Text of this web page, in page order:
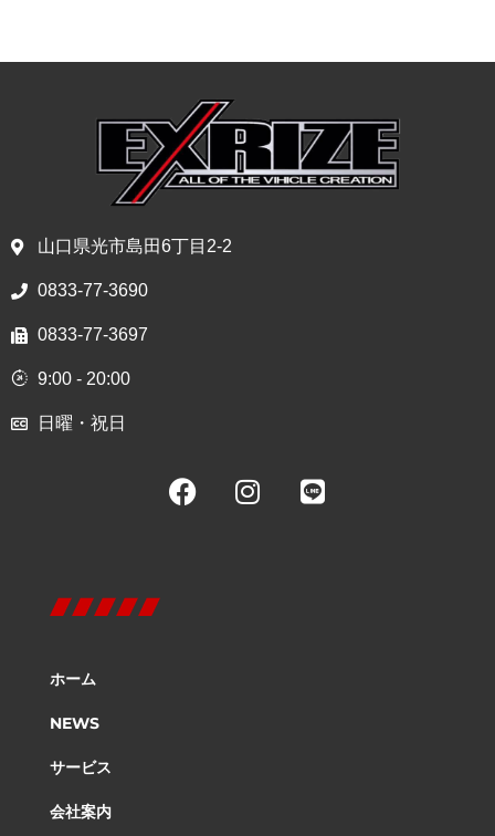
山口県光市島田6丁目2-2
0833-77-3690
0833-77-3697
9:00 - 20:00
日曜・祝日
ホーム
NEWS
サービス
会社案内